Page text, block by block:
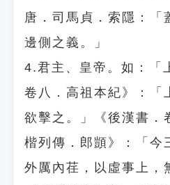
唐．司馬貞．索隱：「
邊側之義。」
4.君主、皇帝。如：「
卷八．高祖本紀》：「
欲擊之。」《後漢書．
楷列傳．郎顗》：「今
外厲內荏，以虛事上，